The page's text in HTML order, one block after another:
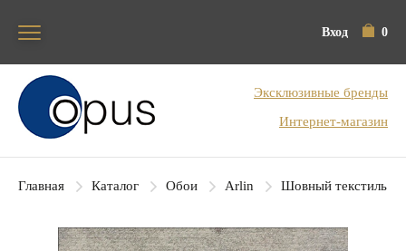
Вход 0
Блок поиска
Эксклюзивные бренды
Интернет-магазин
Главная Каталог Обои Arlin Шовный текстиль